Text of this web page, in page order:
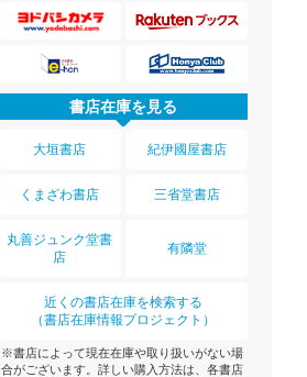
書店在庫を見る
大垣書店 紀伊國屋書店
くまざわ書店 三省堂書店
丸善ジュンク堂書
店
有隣堂
近くの書店在庫を検索する
（書店在庫情報プロジェクト）
※書店によって現在在庫や取り扱いがない場
合がございます。詳しい購入方法は、各書店